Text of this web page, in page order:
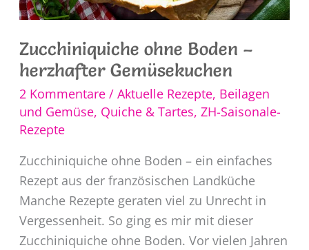
Zucchiniquiche ohne Boden –
herzhafter Gemüsekuchen
2 Kommentare / Aktuelle Rezepte, Beilagen
und Gemüse, Quiche & Tartes, ZH-Saisonale-
Rezepte
Zucchiniquiche ohne Boden – ein einfaches
Rezept aus der französischen Landküche
Manche Rezepte geraten viel zu Unrecht in
Vergessenheit. So ging es mir mit dieser
Zucchiniquiche ohne Boden. Vor vielen Jahren